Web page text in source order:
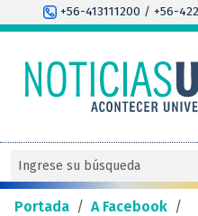
+56-413111200 / +56-
Portada / A Facebook /